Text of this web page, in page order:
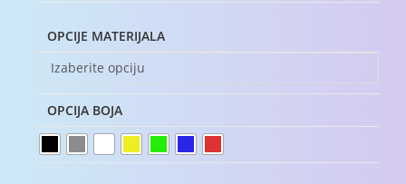
OPCIJE MATERIJALA
Izaberite opciju
OPCIJA BOJA